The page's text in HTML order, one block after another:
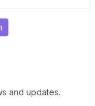
and updates.